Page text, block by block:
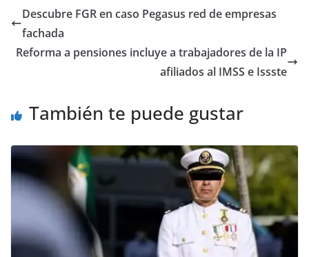
Descubre FGR en caso Pegasus red de empresas
fachada
Reforma a pensiones incluye a trabajadores de la IP
afiliados al IMSS e Issste
También te puede gustar